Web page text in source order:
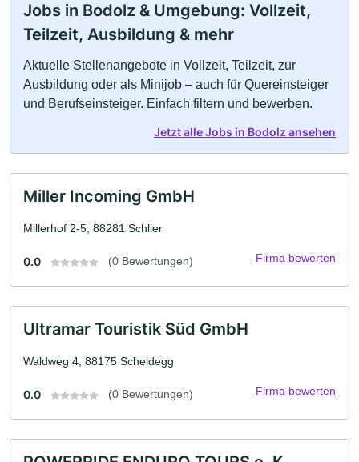
Jobs in Bodolz & Umgebung: Vollzeit,
Teilzeit, Ausbildung & mehr
Aktuelle Stellenangebote in Vollzeit, Teilzeit, zur
Ausbildung oder als Minijob – auch für Quereinsteiger
und Berufseinsteiger. Einfach filtern und bewerben.
Jetzt alle Jobs in Bodolz ansehen
Miller Incoming GmbH
Millerhof 2-5, 88281 Schlier
0.0 (0 Bewertungen) Firma bewerten
Ultramar Touristik Süd GmbH
Waldweg 4, 88175 Scheidegg
0.0 (0 Bewertungen) Firma bewerten